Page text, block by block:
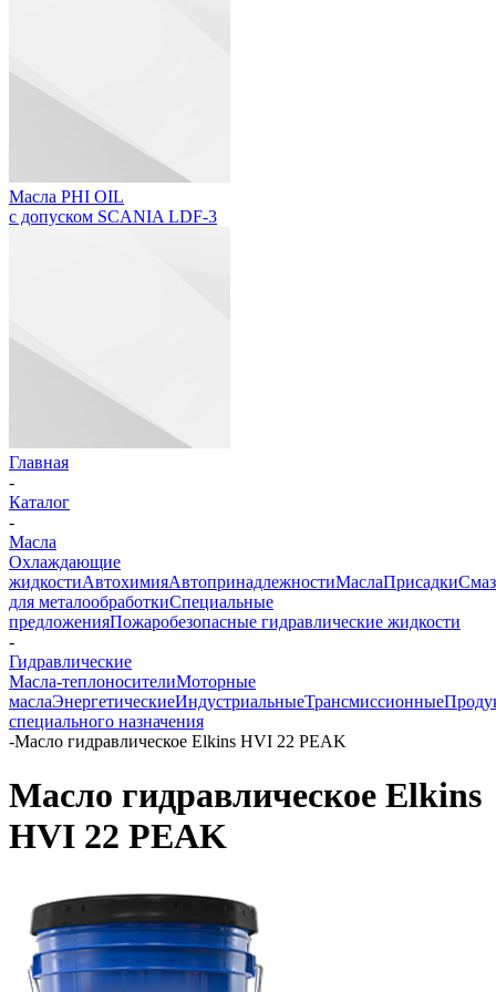
Масла PHI OIL
с допуском SCANIA LDF-3
Главная
-
Каталог
-
Масла
Охлаждающие
жидкостиАвтохимияАвтопринадлежностиМаслаПрисадки
для металообработкиСпециальные
предложенияПожаробезопасные гидравлические жидкости
-
Гидравлические
Масла-теплоносителиМоторные
маслаЭнергетическиеИндустриальныеТрансмиссионные
специального назначения
-Масло гидравлическое Elkins HVI 22 PEAK
Масло гидравлическое Elkins
HVI 22 PEAK